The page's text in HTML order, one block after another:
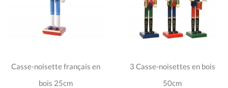
Casse-noisette français en
bois 25cm
3 Casse-noisettes en bois
50cm